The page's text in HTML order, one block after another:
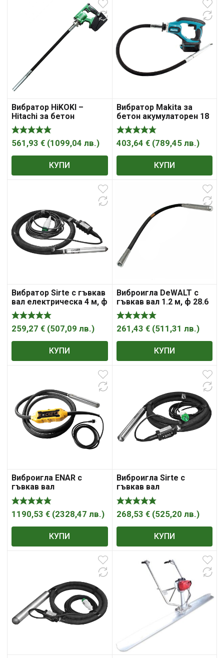
Вибратор HiKOKI –
Hitachi за бетон
акумулаторен без
батерия и зарядно 36 V,
0.824 м, ф 28 мм, 12 000-
UV3628DA
561,93 € (1099,04 лв.)
КУПИ
Вибратор Makita за
бетон акумулаторен 18
V, 3 Ah, 1.2 м, ф 25 мм,
DVR450Z
403,64 € (789,45 лв.)
КУПИ
Вибратор Sirte с гъвкав
вал електрическа 4 м, ф
37 мм, 12 000 вибр./мин,
VS370
259,27 € (507,09 лв.)
КУПИ
Виброигла DeWALT с
гъвкав вал 1.2 м, ф 28.6
мм, 15 000 вибр./мин
261,43 € (511,31 лв.)
КУПИ
Виброигла ENAR с
гъвкав вал
високочестотна с
конвертор 1100 W, 5 м,
ф 50 мм, 12 000 вибр./
1190,53 € (2328,47 лв.)
КУПИ
Виброигла Sirte с
гъвкав вал
електрическа 4 м, ф 50
мм, 12 000 вибр./мин,
VS600
268,53 € (525,20 лв.)
КУПИ